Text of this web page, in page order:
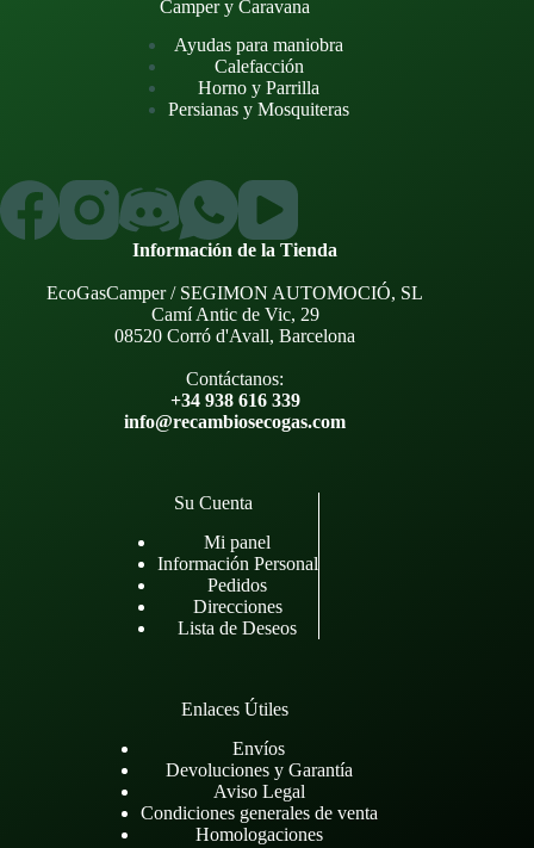
Camper y Caravana
Ayudas para maniobra
Calefacción
Horno y Parrilla
Persianas y Mosquiteras
Información de la Tienda
EcoGasCamper / SEGIMON AUTOMOCIÓ, SL
Camí Antic de Vic, 29
08520 Corró d'Avall, Barcelona
Contáctanos:
+34 938 616 339
info@recambiosecogas.com
Su Cuenta
Mi panel
Información Personal
Pedidos
Direcciones
Lista de Deseos
Enlaces Útiles
Envíos
Devoluciones y Garantía
Aviso Legal
Condiciones generales de venta
Homologaciones